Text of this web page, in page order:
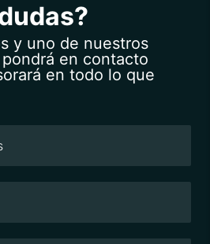
y uno de nuestros
en contacto
en todo lo que